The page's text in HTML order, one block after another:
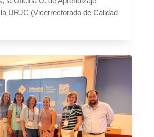
URJC (Vicerrectorado de Calidad